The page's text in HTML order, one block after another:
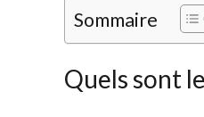
Sommaire
Quels sont